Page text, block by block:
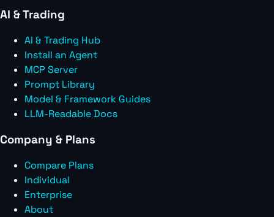
AI & Trading
AI & Trading Hub
Install an Agent
MCP Server
Prompt Library
Model & Framework Guides
LLM-Readable Docs
Company & Plans
Compare Plans
Individual
Enterprise
About